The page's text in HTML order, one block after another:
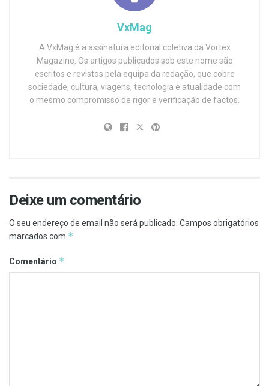
VxMag
A VxMag é a assinatura editorial coletiva da Vortex
Magazine. Os artigos publicados sob este nome são
escritos e revistos pela equipa da redação, que cobre
sociedade, cultura, viagens, tecnologia e atualidade com
o mesmo compromisso de rigor e verificação de factos.
Deixe um comentário
O seu endereço de email não será publicado. Campos obrigatórios
marcados com *
Comentário *